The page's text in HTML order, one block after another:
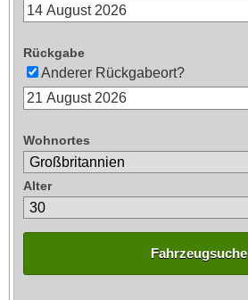
Rückgabe
Anderer Rückgabeort?
Wohnortes
Alter
Fahrzeugsuche